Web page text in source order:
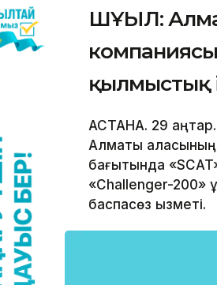
ШҰҒЫЛ:
қылмыстық
АСТАНА. 29
Алматы
бағытында
«Challenger-200»
баспасөз қызметі.